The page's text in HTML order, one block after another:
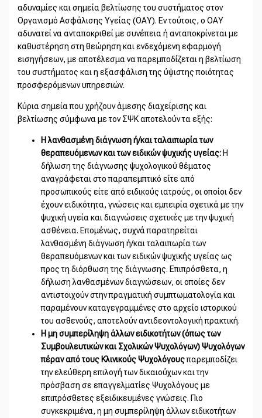
αδυναμίες και σημεία βελτίωσης του συστήματος στον
Οργανισμό Ασφάλισης Υγείας (ΟΑΥ). Εν τούτοις, ο ΟΑΥ
αδυνατεί να ανταποκριθεί με συνέπεια ή ανταποκρίνεται με
καθυστέρηση στη θεώρηση και ενδεχόμενη εφαρμογή
εισηγήσεων, με αποτέλεσμα να παρεμποδίζεται η βελτίωση
του συστήματος και η εξασφάλιση της ύψιστης ποιότητας
προσφερόμενων υπηρεσιών.
Κύρια σημεία που χρήζουν άμεσης διαχείρισης και
βελτίωσης σύμφωνα με τον ΣΨΚ αποτελούν τα εξής:
Η λανθασμένη διάγνωση ή/και ταλαιπωρία των
θεραπευόμενων και των ειδικών ψυχικής υγείας: Η
δήλωση της διάγνωσης ψυχολογικού θέματος
αναγράφεται στο παραπεμπτικό είτε από
προσωπικούς είτε από ειδικούς ιατρούς, οι οποίοι δεν
έχουν ειδικότητα, γνώσεις και εμπειρία σχετικά με την
ψυχική υγεία και διαγνώσεις σχετικές με την ψυχική
ασθένεια. Επομένως, συχνά παρατηρείται
λανθασμένη διάγνωση ή/και ταλαιπωρία των
θεραπευόμενων και των ειδικών ψυχικής υγείας ως
προς τη διόρθωση της διάγνωσης. Επιπρόσθετα, η
δήλωση λανθασμένων διαγνώσεων, οι οποίες δεν
αντιστοιχούν στην πραγματική συμπτωματολογία και
παραμένουν καταγεγραμμένες στο αρχείο ιστορικού
του ασθενούς, αποτελούν αντιδεοντολογική πρακτική.
Η μη συμπερίληψη άλλων ειδικοτήτων (όπως των
Συμβουλευτικών και Σχολικών Ψυχολόγων) Ψυχολόγων
πέραν από τους Κλινικούς Ψυχολόγουςπαρεμποδίζει
την ελεύθερη επιλογή των δικαιούχων και την
πρόσβαση σε επαγγελματίες Ψυχολόγους με
επιπρόσθετες εξειδικευμένες γνώσεις. Πιο
συγκεκριμένα, η μη συμπερίληψη άλλων ειδικοτήτων